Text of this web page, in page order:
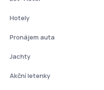
Hotely
Pronájem auta
Jachty
Akční letenky